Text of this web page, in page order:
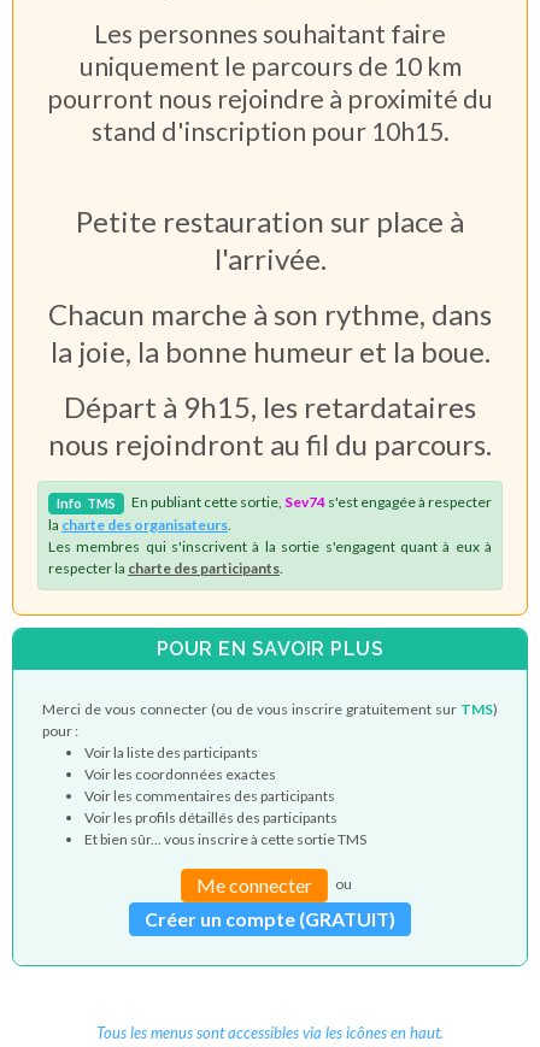
Les personnes souhaitant faire
uniquement le parcours de 10 km
pourront nous rejoindre à proximité du
stand d'inscription pour 10h15.
Petite restauration sur place à
l'arrivée.
Chacun marche à son rythme, dans
la joie, la bonne humeur et la boue.
Départ à 9h15, les retardataires
nous rejoindront au fil du parcours.
Info TMS En publiant cette sortie, Sev74 s'est engagée à respecter
la charte des organisateurs
Les membres qui s'inscrivent à la sortie s'engagent quant à eux à
respecter la charte des participants
POUR EN SAVOIR PLUS
Merci de vous connecter (ou de vous inscrire gratuitement sur TMS)
pour :
Voir la liste des participants
Voir les coordonnées exactes
Voir les commentaires des participants
Voir les profils détaillés des participants
Et bien sûr... vous inscrire à cette sortie TMS
Me connecter ou
Créer un compte (GRATUIT)
Tous les menus sont accessibles via les icônes en haut.